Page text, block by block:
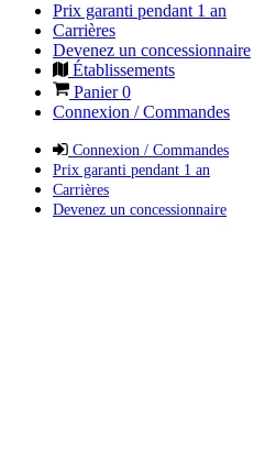
Prix garanti pendant 1 an
Carrières
Devenez un concessionnaire
Établissements
Panier0
Connexion / Commandes
Connexion / Commandes
Prix garanti pendant 1 an
Carrières
Devenez un concessionnaire